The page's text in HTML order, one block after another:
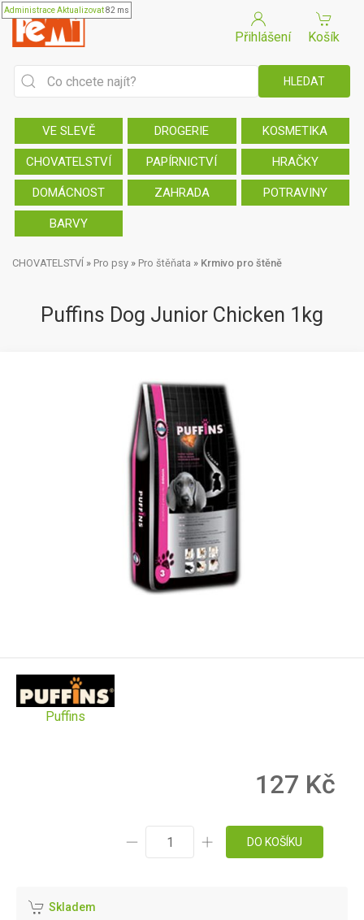
AdministraceAktualizovat82 ms
Přihlášení Košík
VE SLEVĚ DROGERIE KOSMETIKA
CHOVATELSTVÍ PAPÍRNICTVÍ HRAČKY
DOMÁCNOST ZAHRADA POTRAVINY
BARVY
CHOVATELSTVÍ » Pro psy » Pro štěňata » Krmivo pro štěně
Puffins Dog Junior Chicken 1kg
Puffins
127 Kč
DO KOŠÍKU
Skladem